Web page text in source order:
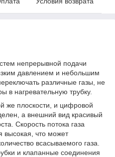
непрерывной подачи
давлением и небольшим
различные газы, не
в нагревательную трубку.
же плоскости, и цифровой
а внешний вид красивый
Скорость потока газа
высокая, что может
всасываемого газа.
и клапанные соединения